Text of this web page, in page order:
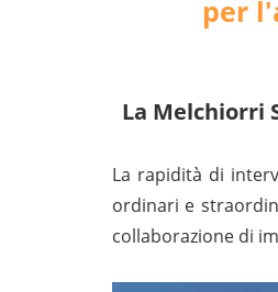
per
La Melchiorri
La rapidità di
ordinari e
collaborazione di